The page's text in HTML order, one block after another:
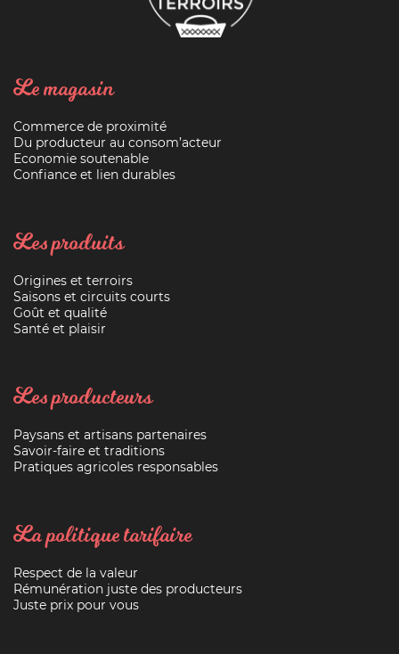
Le magasin
Commerce de proximité
Du producteur au consom’acteur
Economie soutenable
Confiance et lien durables
Les produits
Origines et terroirs
Saisons et circuits courts
Goût et qualité
Santé et plaisir
Les producteurs
Paysans et artisans partenaires
Savoir-faire et traditions
Pratiques agricoles responsables
La politique tarifaire
Respect de la valeur
Rémunération juste des producteurs
Juste prix pour vous